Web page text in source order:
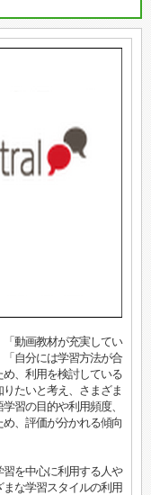
動画教材が充実してい
自分には学習方法が合
、利用を検討している
たいと考え、さまざま
習の目的や利用頻度、
、評価が分かれる傾向
を中心に利用する人や
な学習スタイルの利用